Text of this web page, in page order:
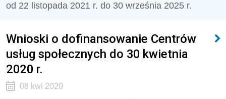
od 22 listopada 2021 r. do 30 września 2025 r.
Wnioski o dofinansowanie Centrów
usług społecznych do 30 kwietnia
2020 r.
08 kwi 2020